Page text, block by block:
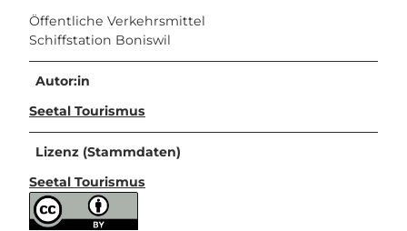
Öffentliche Verkehrsmittel
Schiffstation Boniswil
Autor:in
Seetal Tourismus
Lizenz (Stammdaten)
Seetal Tourismus